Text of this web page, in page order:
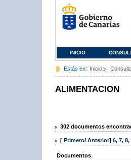
INICIO
Estás en: Inicio
ALIMENTACION
302 documentos
[ Primero/ Anterior] 6, 7, 8,
Documentos